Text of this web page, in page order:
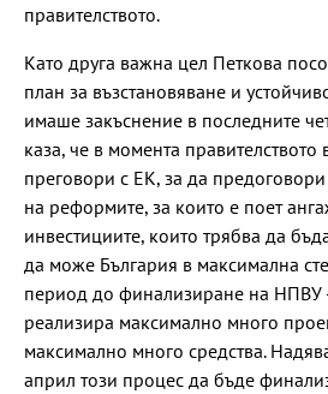
правителството.
Като друга важна цел Петкова
план за възстановяване и
имаше закъснение в последните
каза, че в момента
преговори с ЕК, за да
на реформите, за които е поет
инвестициите, които трябва да
да може България в максимална
период до финализиране на НПВУ -
реализира максимално много
максимално много средства.
април този процес да бъде